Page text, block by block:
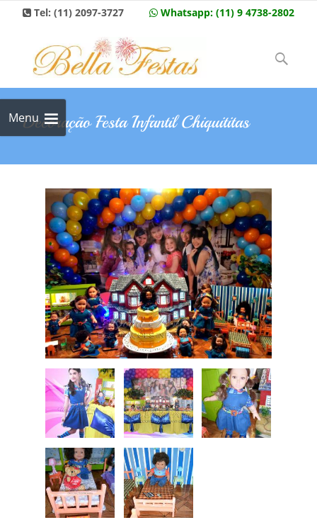
Whatsapp: (11) 9 4738-2802
Tel: (11) 2097-3727
Menu
content
Pesquisar
Decoração Festa Infantil Chiquititas